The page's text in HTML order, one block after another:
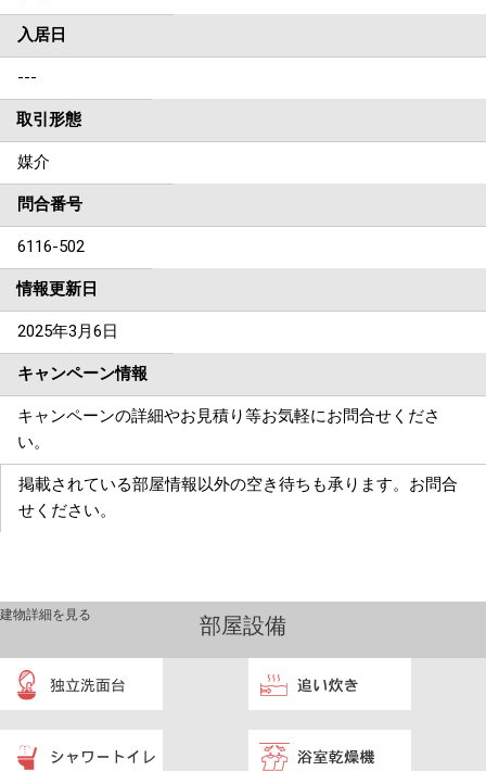
入居日
---
取引形態
媒介
問合番号
6116-502
情報更新日
2025年3月6日
キャンペーン情報
キャンペーンの詳細やお見積り等お気軽にお問合せくださ
い。
掲載されている部屋情報以外の空き待ちも承ります。お問合
せください。
部屋設備
建物詳細を見る